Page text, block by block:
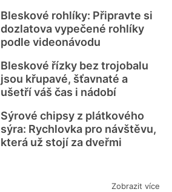
Bleskové rohlíky: Připravte si
dozlatova vypečené rohlíky
podle videonávodu
Bleskové řízky bez trojobalu
jsou křupavé, šťavnaté a
ušetří váš čas i nádobí
Sýrové chipsy z plátkového
sýra: Rychlovka pro návštěvu,
která už stojí za dveřmi
Zobrazit více